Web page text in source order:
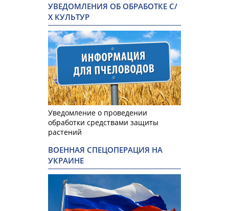
УВЕДОМЛЕНИЯ ОБ ОБРАБОТКЕ С/
Х КУЛЬТУР
Уведомление о проведении
обработки средствами защиты
растений
ВОЕННАЯ СПЕЦОПЕРАЦИЯ НА
УКРАИНЕ